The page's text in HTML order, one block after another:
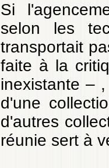
Si
selon les
transportait
faite à la
inexistante –
d'une
d'autres
réunie sert à